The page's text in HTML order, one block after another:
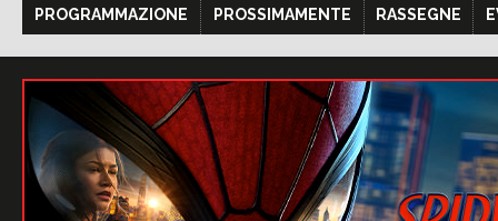
PROGRAMMAZIONE PROSSIMAMENTE RASSEGNE